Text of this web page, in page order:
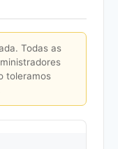
Todas as
toleramos